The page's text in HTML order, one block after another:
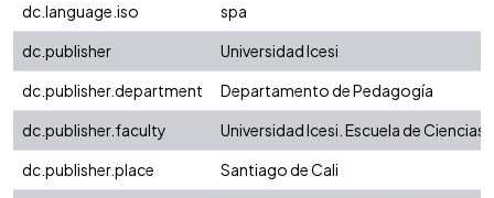
dc.language.iso
spa
dc.publisher
Universidad Icesi
dc.publisher.department
Departamento de Pedagogía
dc.publisher.faculty
Universidad Icesi. Escuela de Ciencias
dc.publisher.place
Santiago de Cali